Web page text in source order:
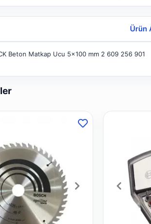
Ürün
Beton Matkap Ucu 5x100 mm 2 609 256 901